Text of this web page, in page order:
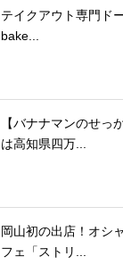
テイクアウト専門ド
bake...
【バナナマンのせっ
は高知県四万...
岡山初の出店！オシ
フェ「ストリ...